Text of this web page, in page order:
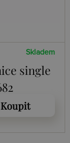
Skladem
single
Koupit